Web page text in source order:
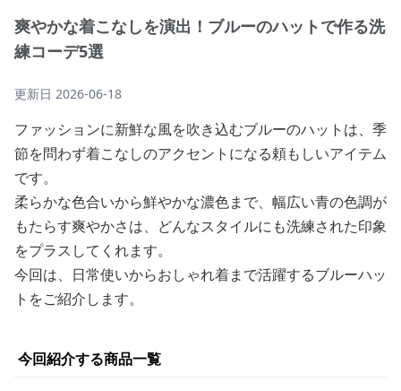
爽やかな着こなしを演出！ブルーのハットで作る洗
練コーデ5選
更新日 2026-06-18
ファッションに新鮮な風を吹き込むブルーのハットは、季
節を問わず着こなしのアクセントになる頼もしいアイテム
です。
柔らかな色合いから鮮やかな濃色まで、幅広い青の色調が
もたらす爽やかさは、どんなスタイルにも洗練された印象
をプラスしてくれます。
今回は、日常使いからおしゃれ着まで活躍するブルーハッ
トをご紹介します。
今回紹介する商品一覧